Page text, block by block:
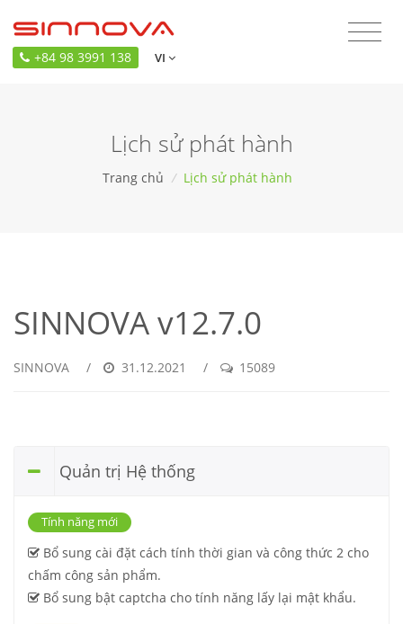
+84 98 3991 138 VI
Lịch sử phát hành
Trang chủ / Lịch sử phát hành
SINNOVA v12.7.0
SINNOVA / 31.12.2021 / 15089
Quản trị Hệ thống
Tính năng mới
Bổ sung cài đặt cách tính thời gian và công thức 2 cho
chấm công sản phẩm.
Bổ sung bật captcha cho tính năng lấy lại mật khẩu.